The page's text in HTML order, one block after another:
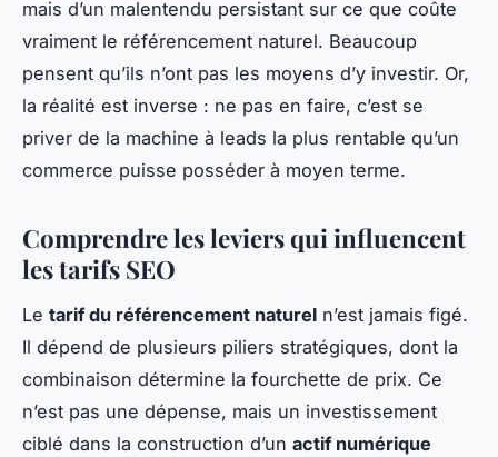
mais d’un malentendu persistant sur ce que coûte
vraiment le référencement naturel. Beaucoup
pensent qu’ils n’ont pas les moyens d’y investir. Or,
la réalité est inverse : ne pas en faire, c’est se
priver de la machine à leads la plus rentable qu’un
commerce puisse posséder à moyen terme.
Comprendre les leviers qui influencent
les tarifs SEO
Le tarif du référencement naturel n’est jamais figé.
Il dépend de plusieurs piliers stratégiques, dont la
combinaison détermine la fourchette de prix. Ce
n’est pas une dépense, mais un investissement
ciblé dans la construction d’un actif numérique